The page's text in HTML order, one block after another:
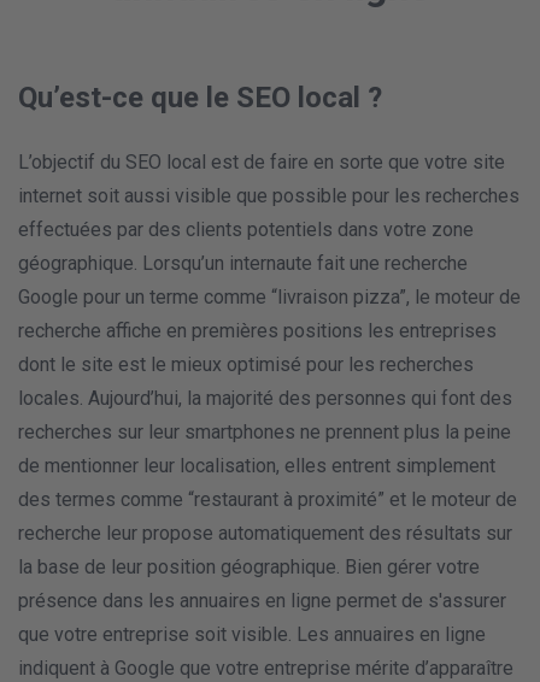
Qu’est-ce que le SEO local ?
L’objectif du SEO local est de faire en sorte que votre site
internet soit aussi visible que possible pour les recherches
effectuées par des clients potentiels dans votre zone
géographique. Lorsqu’un internaute fait une recherche
Google pour un terme comme “livraison pizza”, le moteur de
recherche affiche en premières positions les entreprises
dont le site est le mieux optimisé pour les recherches
locales. Aujourd’hui, la majorité des personnes qui font des
recherches sur leur smartphones ne prennent plus la peine
de mentionner leur localisation, elles entrent simplement
des termes comme “restaurant à proximité” et le moteur de
recherche leur propose automatiquement des résultats sur
la base de leur position géographique. Bien gérer votre
présence dans les annuaires en ligne permet de s'assurer
que votre entreprise soit visible. Les annuaires en ligne
indiquent à Google que votre entreprise mérite d’apparaître